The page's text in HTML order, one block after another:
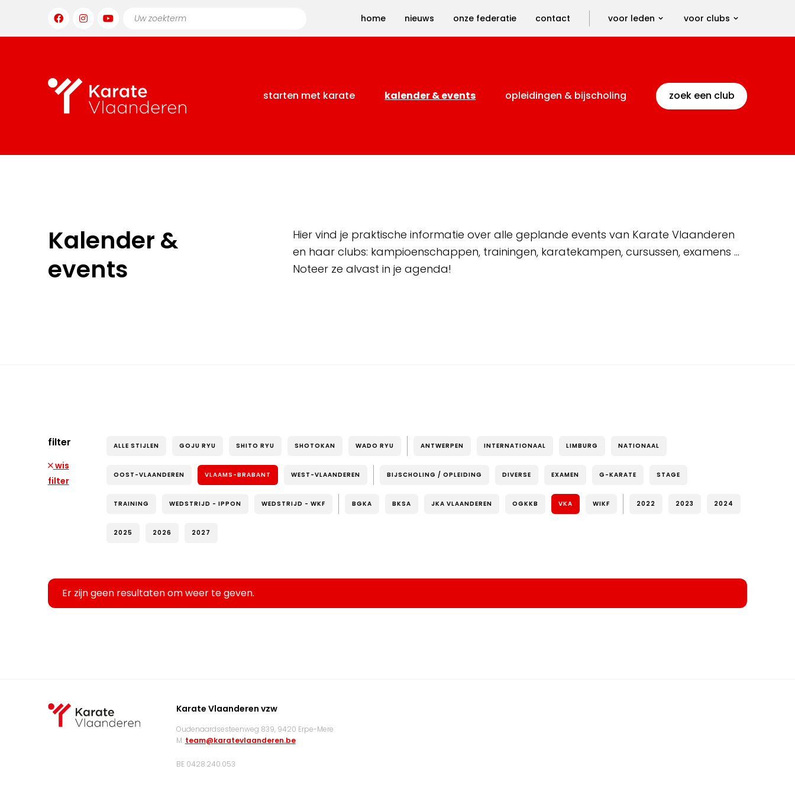
home nieuws onze federatie contact voor leden voor clubs
starten met karate kalender & events opleidingen & bijscholing zoek een club
Kalender &
events
Hier vind je praktische informatie over alle geplande events van Karate Vlaanderen
en haar clubs: kampioenschappen, trainingen, karatekampen, cursussen, examens …
Noteer ze alvast in je agenda!
filter
wis
filter
ALLE STIJLEN GOJU RYU SHITO RYU SHOTOKAN WADO RYU ANTWERPEN INTERNATIONAAL LIMBURG NATIONAAL
OOST-VLAANDEREN VLAAMS-BRABANT WEST-VLAANDEREN BIJSCHOLING / OPLEIDING DIVERSE EXAMEN G-KARATE STAGE
TRAINING WEDSTRIJD - IPPON WEDSTRIJD - WKF BGKA BKSA JKA VLAANDEREN OGKKB VKA WIKF 2022 2023 2024
2025 2026 2027
Er zijn geen resultaten om weer te geven.
Karate Vlaanderen vzw
Oudenaardsesteenweg 839, 9420 Erpe-Mere
M: team@karatevlaanderen.be
BE 0428.240.053